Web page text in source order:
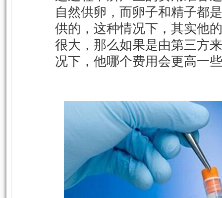
自然供卵，而卵子和精子都
供的，这种情况下，其实他
很大，那么如果是由第三方
况下，他哪个费用会更高一